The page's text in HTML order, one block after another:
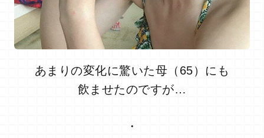
あまりの変化に驚いた母（65）にも
飲ませたのですが…
・